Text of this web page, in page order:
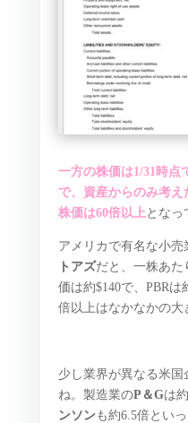
一方の株価は1/31時点
で、資産からのみ考え
株価は60倍以上 となっ
アメリカで有名な小売
トアズだと、一株あた
価は約$140で、PBRは
倍以上はなかなかの大
少し業界が異なる米
ね。製造業のP＆Gは約
ンソンも約6.5倍とい